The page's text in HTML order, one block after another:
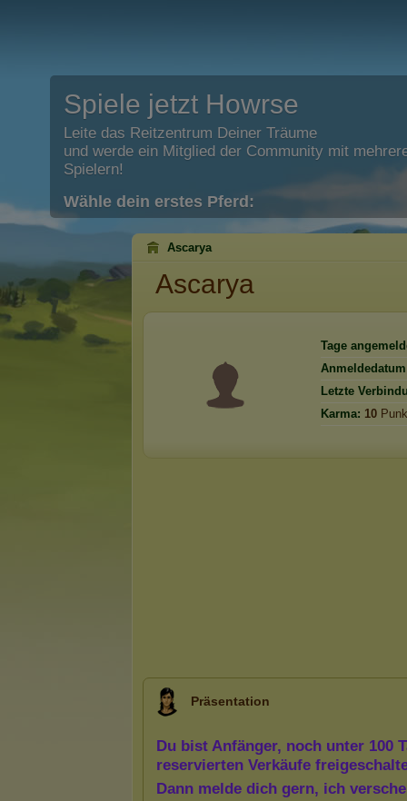
Spiele jetzt Howrse
Leite das Reitzentrum Deiner Träume
und werde ein Mitglied der Community mit
Spielern!
Wähle dein erstes Pferd:
Ascarya
Ascarya
Tage
Letzte
Karma: 10
Präsentation